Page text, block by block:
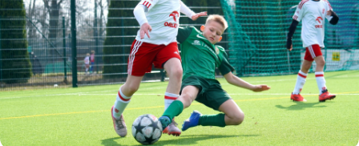
Akademia
Biznes
Dla mediów